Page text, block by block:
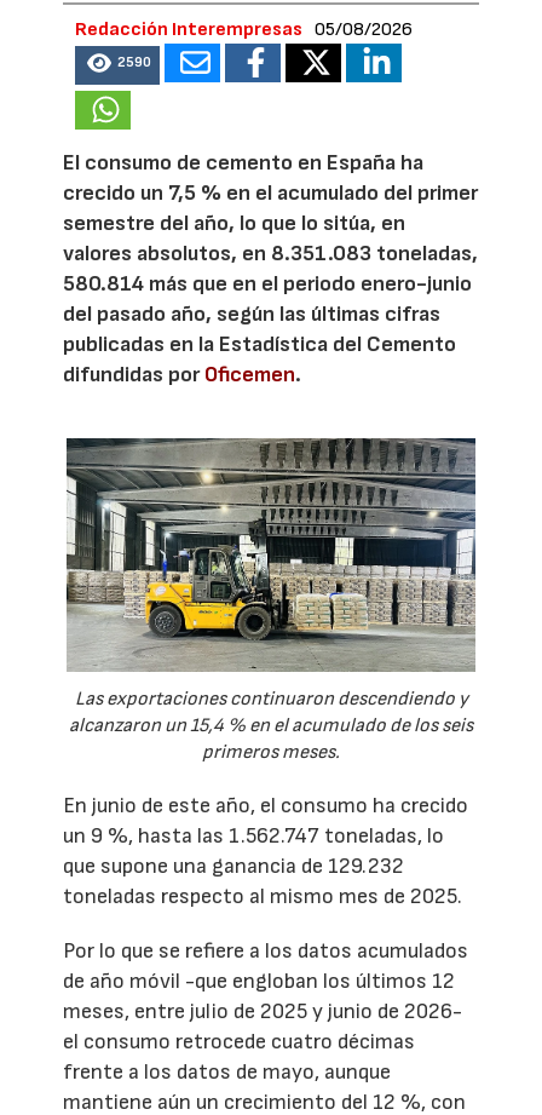
Redacción Interempresas 05/08/2026
2590
El consumo de cemento en España ha
crecido un 7,5 % en el acumulado del primer
semestre del año, lo que lo sitúa, en
valores absolutos, en 8.351.083 toneladas,
580.814 más que en el periodo enero-junio
del pasado año, según las últimas cifras
publicadas en la Estadística del Cemento
difundidas porOficemen.
Las exportaciones continuaron descendiendo y
alcanzaron un 15,4 % en el acumulado de los seis
primeros meses.
En junio de este año, el consumo ha crecido
un 9 %, hasta las 1.562.747 toneladas, lo
que supone una ganancia de 129.232
toneladas respecto al mismo mes de 2025.
Por lo que se refiere a los datos acumulados
de año móvil -que engloban los últimos 12
meses, entre julio de 2025 y junio de 2026-
el consumo retrocede cuatro décimas
frente a los datos de mayo, aunque
mantiene aún un crecimiento del 12 %, con